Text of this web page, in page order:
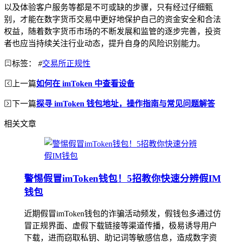
以及体验客户服务等都是不可或缺的步骤，只有经过仔细甄
别，才能在数字货币交易中更好地保护自己的资金安全和合法
权益，随着数字货币市场的不断发展和监管的逐步完善，投资
者也应当持续关注行业动态，提升自身的风险识别能力。
标签： #交易所正规性
上一篇如何在 imToken 中查看设备
下一篇探寻 imToken 钱包地址，操作指南与常见问题解答
相关文章
警惕假冒imToken钱包！5招教你快速分辨假IM
钱包
近期假冒imToken钱包的诈骗活动频发，假钱包多通过仿
冒正规界面、虚假下载链接等渠道传播，极易诱导用户
下载，进而窃取私钥、助记词等敏感信息，造成数字资